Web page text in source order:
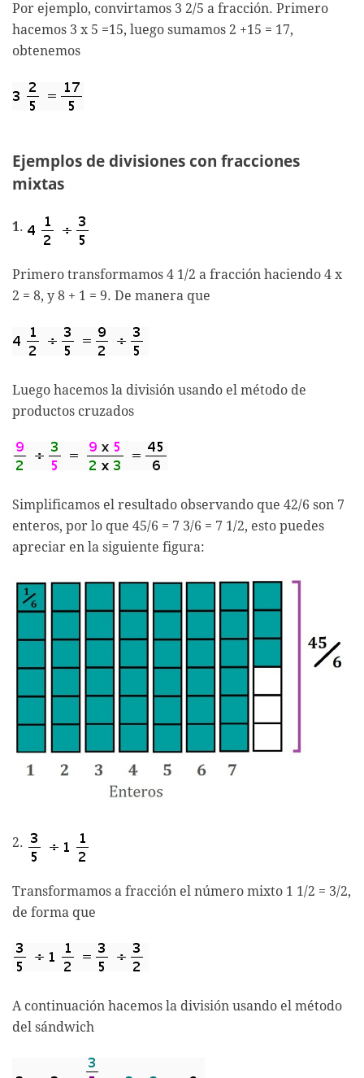
Por ejemplo, convirtamos 3 2/5 a fracción. Primero
hacemos 3 x 5 =15, luego sumamos 2 +15 = 17,
obtenemos
Ejemplos de divisiones con fracciones
mixtas
1 .
Primero transformamos 4 1/2 a fracción haciendo 4 x
2 = 8, y 8 + 1 = 9. De manera que
Luego hacemos la división usando el método de
productos cruzados
Simplificamos el resultado observando que 42/6 son 7
enteros, por lo que 45/6 = 7 3/6 = 7 1/2, esto puedes
apreciar en la siguiente figura:
2.
Transformamos a fracción el número mixto 1 1/2 = 3/2,
de forma que
A continuación hacemos la división usando el método
del sándwich